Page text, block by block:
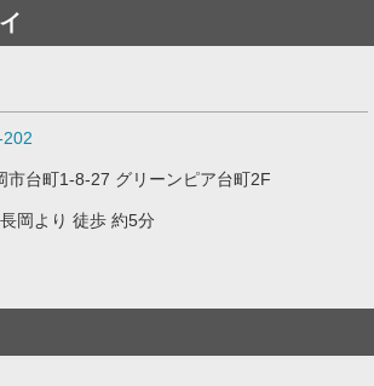
市台町1-8-27 グリーンピア台町2F
岡より 徒歩 約5分